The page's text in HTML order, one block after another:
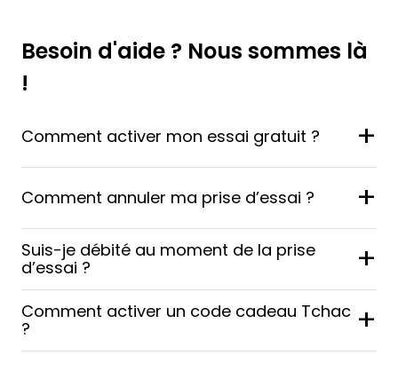
Besoin d'aide ? Nous sommes là
!
Comment activer mon essai gratuit ? +
Comment annuler ma prise d’essai ? +
Suis-je débité au moment de la prise
d’essai ?
+
Comment activer un code cadeau Tchac
?
+